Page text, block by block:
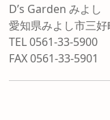
D’s Garden みよし
愛知県みよし市三好
TEL 0561-33-5900
FAX 0561-33-5901